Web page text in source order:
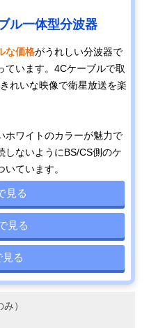
ル一体型分波器
な価格がうれしい分波器で
ています。4Cケーブルで取
れいな映像で衛星放送を楽
ホワイトのカラーが魅力で
しないようにBS/CS側のケ
ています。
見る
見る
見る
）